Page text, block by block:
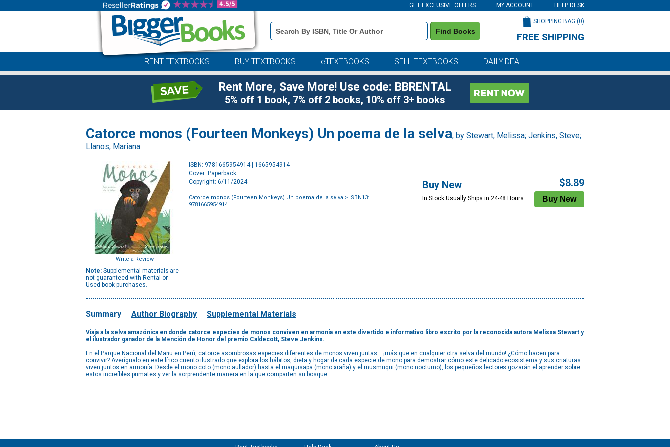
GET EXCLUSIVE OFFERS MY ACCOUNT HELP DESK
Book
Details
Search
Find Books
SHOPPING BAG (0)
FREE SHIPPING
RENT TEXTBOOKS BUY TEXTBOOKS eTEXTBOOKS SELL TEXTBOOKS DAILY DEAL
Rent More, Save More! Use code: BBRENTAL
5% off 1 book, 7% off 2 books, 10% off 3+ books
Catorce monos (Fourteen Monkeys) Un poema de la selva, by Stewart, Melissa; Jenkins, Steve;
Llanos, Mariana
Write a Review
Note: Supplemental materials are
not guaranteed with Rental or
Used book purchases.
ISBN: 9781665954914 | 1665954914
Cover: Paperback
Copyright: 6/11/2024
Catorce monos (Fourteen Monkeys) Un poema de la selva > ISBN13:
9781665954914
Buy New
In Stock Usually Ships in 24-48 Hours
$8.89
Summary Author Biography Supplemental Materials
Viaja a la selva amazónica en donde catorce especies de monos conviven en armonía en este divertido e informativo libro escrito por la reconocida autora Melissa Stewart y
el ilustrador ganador de la Mención de Honor del premio Caldecott, Steve Jenkins.
En el Parque Nacional del Manu en Perú, catorce asombrosas especies diferentes de monos viven juntas… ¡más que en cualquier otra selva del mundo! ¿Cómo hacen para
convivir? Averígualo en este lírico cuento ilustrado que explora los hábitos, dieta y hogar de cada especie de mono para demostrar cómo este delicado ecosistema y sus criaturas
viven juntos en armonía. Desde el mono coto (mono aullador) hasta el maquisapa (mono araña) y el musmuqui (mono nocturno), los pequeños lectores gozarán el aprender sobre
estos increíbles primates y ver la sorprendente manera en la que comparten su bosque.